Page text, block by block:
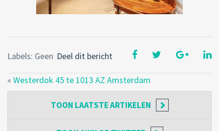
Deel dit bericht
Labels: Geen
« Westerdok 45 te 1013 AZ Amsterdam
TOON LAATSTE ARTIKELEN